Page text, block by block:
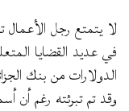
لا يتمتع رجل
في عديد القضايا
الدولارات من بنك
وقد تم تبرئته رغم أن